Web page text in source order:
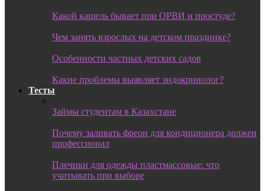
Какой кашель бывает при ОРВИ и простуде?
Чем занять взрослых на детском празднике?
Особенности частных детских садов
Какие проблемы выявляет эндокринолог?
Тесты
Займы студентам в Казахстане
Почему заливать фреон для кондиционера должен
профессионал
Плечики для одежды пластмассовые: что
учитывать при выборе